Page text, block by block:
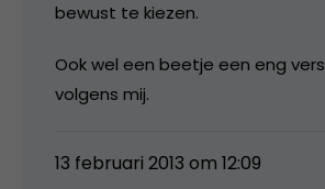
bewust te kiezen.
Ook wel een beetje een eng
volgens mij.
13 februari 2013 om 12:09